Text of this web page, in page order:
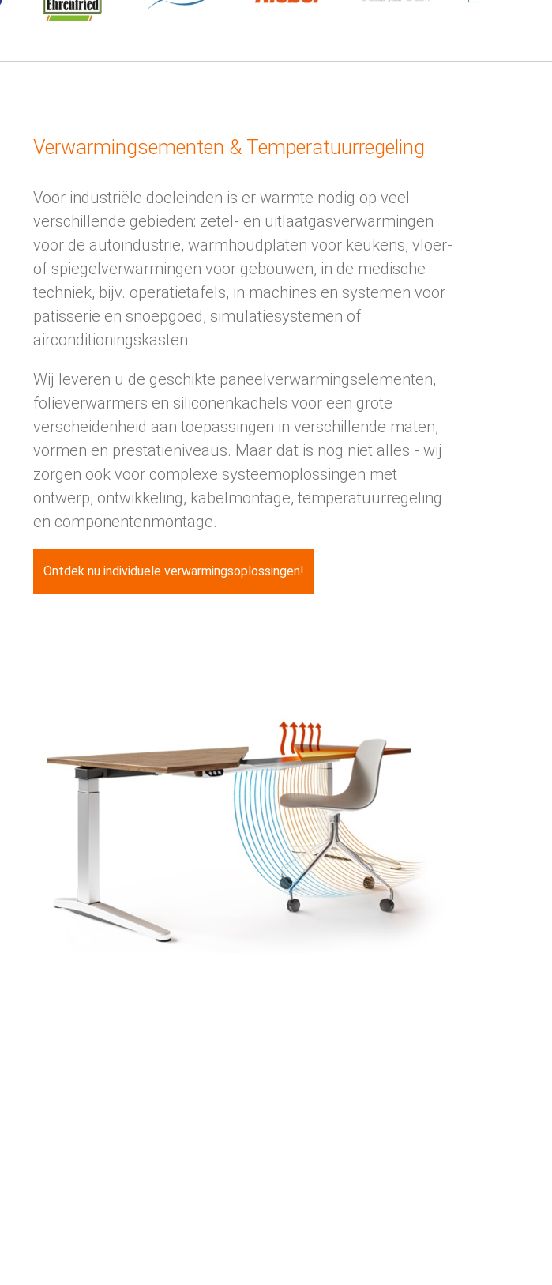
Verwarmingsementen & Temperatuurregeling
Voor industriële doeleinden is er warmte nodig op veel
verschillende gebieden: zetel- en uitlaatgasverwarmingen
voor de autoindustrie, warmhoudplaten voor keukens, vloer-
of spiegelverwarmingen voor gebouwen, in de medische
techniek, bijv. operatietafels, in machines en systemen voor
patisserie en snoepgoed, simulatiesystemen of
airconditioningskasten.
Wij leveren u de geschikte paneelverwarmingselementen,
folieverwarmers en siliconenkachels voor een grote
verscheidenheid aan toepassingen in verschillende maten,
vormen en prestatieniveaus. Maar dat is nog niet alles - wij
zorgen ook voor complexe systeemoplossingen met
ontwerp, ontwikkeling, kabelmontage, temperatuurregeling
en componentenmontage.
Ontdek nu individuele verwarmingsoplossingen!